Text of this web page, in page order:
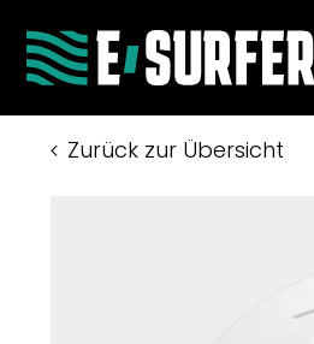
Zurück zur Übersicht